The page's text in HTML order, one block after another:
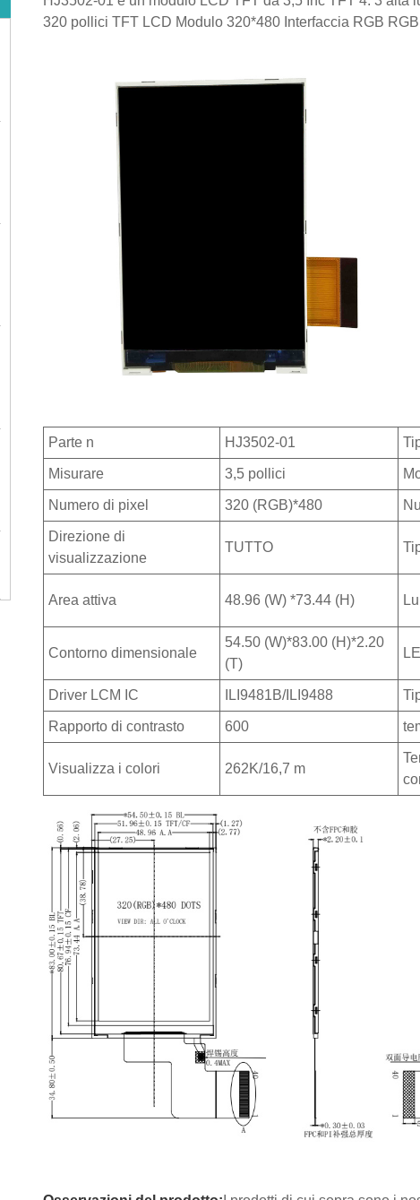
320 pollici TFT LCD Modulo 320*480 Interfaccia RGB
Parte n HJ3502-01
Misurare 3,5 pollici
Numero di pixel 320 (RGB)*480
Direzione di
visualizzazione
TUTTO
Area attiva 48.96 (W) *73.44 (H)
Contorno dimensionale
54.50 (W)*83.00 (H)*2.20
(T)
Driver LCM IC ILI9481B/ILI9488
Rapporto di contrasto 600
Visualizza i colori 262K/16,7 m